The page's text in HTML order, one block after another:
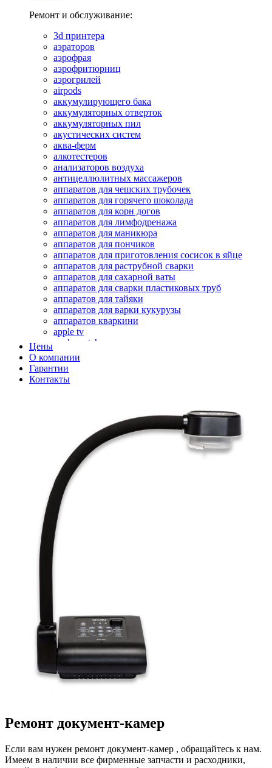
Ремонт и обслуживание:
3d принтера
аэраторов
аэрофрая
аэрофритюрниц
аэрогрилей
airpods
аккумулирующего бака
аккумуляторных отверток
аккумуляторных пил
акустических систем
аква-ферм
алкотестеров
анализаторов воздуха
антицеллюлитных массажеров
аппаратов для чешских трубочек
аппаратов для горячего шоколада
аппаратов для корн догов
аппаратов для лимфодренажа
аппаратов для маникюра
аппаратов для пончиков
аппаратов для приготовления сосисок в яйце
аппаратов для раструбной сварки
аппаратов для сахарной ваты
аппаратов для сварки пластиковых труб
аппаратов для тайяки
аппаратов для варки кукурузы
аппаратов кваркини
apple tv
apple watch
аромадиффузоров
аромастанций
ароматизаторов воздуха
аудиоплееров
аудиоусилителей
авто акустики, автомобильной акустики
авто мониторов
автохолодильников
автокондиционера
автоматики для генераторов
автоматики управления
автоматики вентустановок
автомобильных телевизоров
автомоек
автотрансформаторов
багги
бактерицидной лампы
бензорезов
бензорезов
беспроводных систем мониторинга
беспроводных систем презентаций
бетоноломов
бетономешалок
безменов
блинниц
блоков диспетчеризации
блоков коммутации
Цены
О компании
Гарантии
Контакты
Ремонт документ-камер
Если вам нужен ремонт документ-камер , обращайтесь к нам.
Имеем в наличии все фирменные запчасти и расходники,